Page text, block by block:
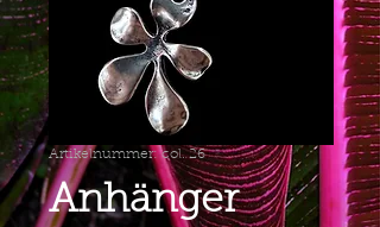
Artikelnummer: col. 26
Anhänger